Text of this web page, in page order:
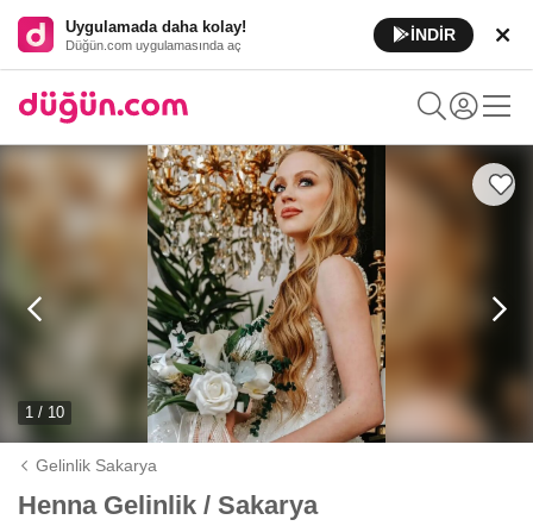
Uygulamada daha kolay!
Düğün.com uygulamasında aç
İNDİR
1 / 10
Gelinlik Sakarya
Henna Gelinlik / Sakarya